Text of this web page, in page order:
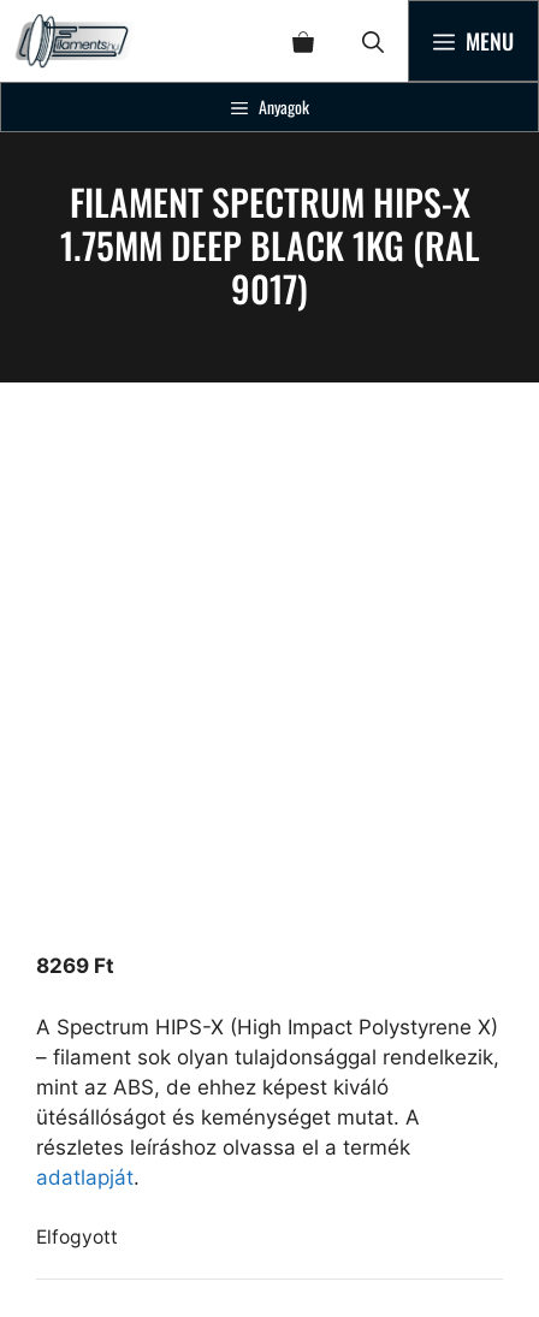
MENU
Anyagok
FILAMENT SPECTRUM HIPS-X
1.75MM DEEP BLACK 1KG (RAL
9017)
8269 Ft
A Spectrum HIPS-X (High Impact Polystyrene X)
– filament sok olyan tulajdonsággal rendelkezik,
mint az ABS, de ehhez képest kiváló
ütésállóságot és keménységet mutat. A
részletes leíráshoz olvassa el a termék
adatlapját.
Elfogyott